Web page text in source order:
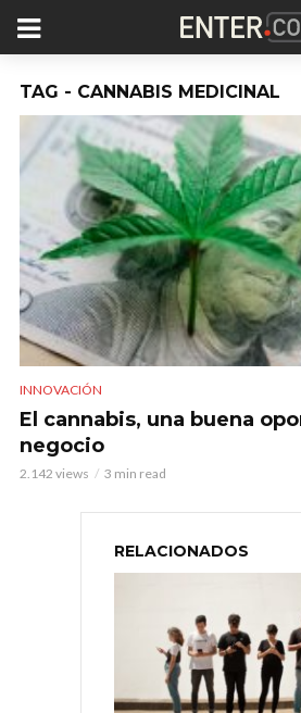
TAG - CANNABIS MEDICINAL
INNOVACIÓN
El cannabis, una buena
negocio
2.142 views 3 min read
RELACIONADOS